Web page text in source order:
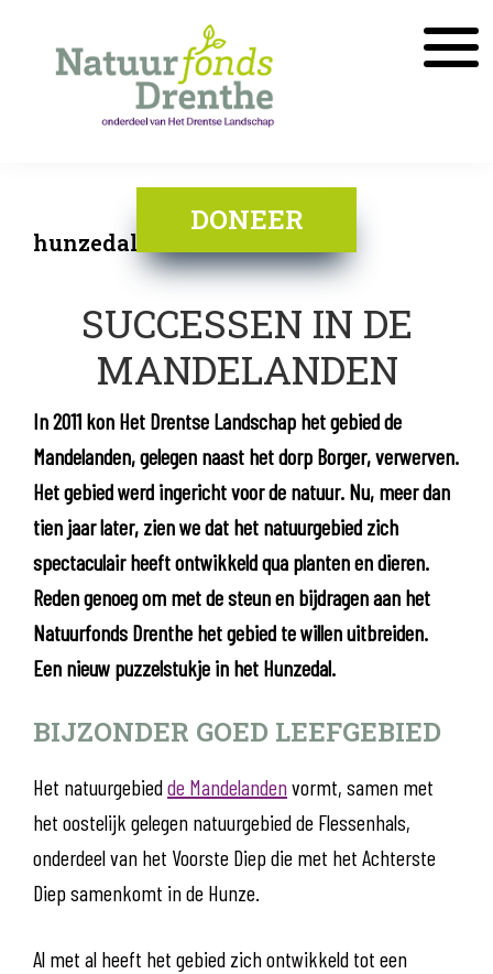
DONEER
natuur
hunzedal
SUCCESSEN IN DE
MANDELANDEN
In 2011 kon Het Drentse Landschap het gebied de
Mandelanden, gelegen naast het dorp Borger, verwerven.
Het gebied werd ingericht voor de natuur. Nu, meer dan
tien jaar later, zien we dat het natuurgebied zich
spectaculair heeft ontwikkeld qua planten en dieren.
Reden genoeg om met de steun en bijdragen aan het
Natuurfonds Drenthe het gebied te willen uitbreiden.
Een nieuw puzzelstukje in het Hunzedal.
BIJZONDER GOED LEEFGEBIED
Het natuurgebiedde Mandelandenvormt, samen met
het oostelijk gelegen natuurgebied de Flessenhals,
onderdeel van het Voorste Diep die met het Achterste
Diep samenkomt in de Hunze.
Al met al heeft het gebied zich ontwikkeld tot een